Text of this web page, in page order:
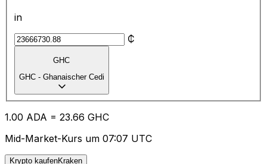
in
₵
GHC
GHC - Ghanaischer Cedi
1.00 ADA = 23.66 GHC
Mid-Market-Kurs um 07:07 UTC
Krypto kaufenKraken